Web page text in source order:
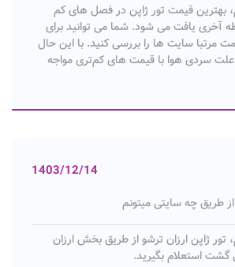
بهترین قیمت تور ژاپن در فصل های کم
آخری یافت می شود. شما می توانید برای
مرتبا سایت ها را بررسی کنید. با این حال
سردی هوا با قیمت های کم‌تری مواجه
1403/12/14
از طریق چه سایتی میتونم
تور ژاپن ارزان ترشو از طریق بخش ارزان
استعلام بگیرید.